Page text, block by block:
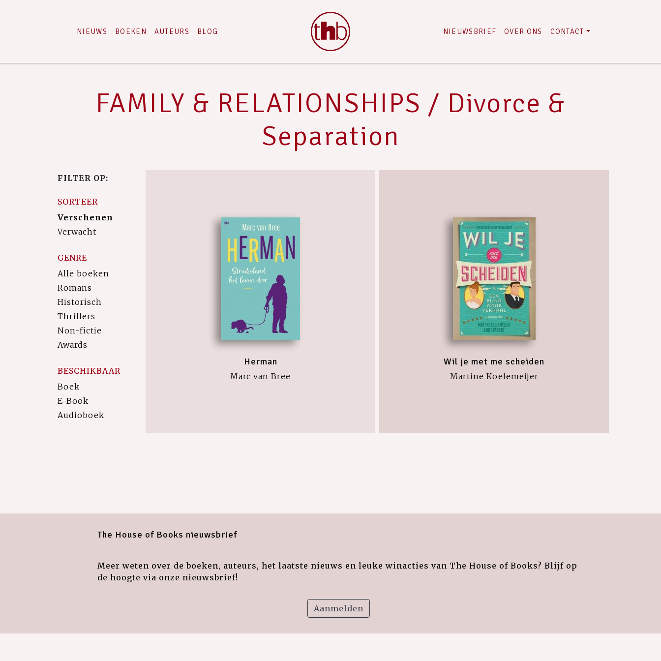
NIEUWS BOEKEN AUTEURS BLOG NIEUWSBRIEF OVER ONS CONTACT
FAMILY & RELATIONSHIPS / Divorce &
Separation
FILTER OP:
SORTEER
Verschenen
Verwacht
GENRE
Alle boeken
Romans
Historisch
Thrillers
Non-fictie
Awards
BESCHIKBAAR
Boek
E-Book
Audioboek
Herman
Marc van Bree
Wil je met me scheiden
Martine Koelemeijer
The House of Books nieuwsbrief
Meer weten over de boeken, auteurs, het laatste nieuws en leuke winacties van The House of Books? Blijf op
de hoogte via onze nieuwsbrief!
Aanmelden